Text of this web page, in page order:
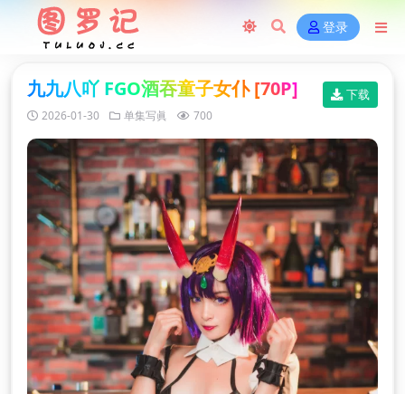
登录
九九八吖 FGO酒吞童子女仆 [70P] 下载
2026-01-30 单集写眞 700